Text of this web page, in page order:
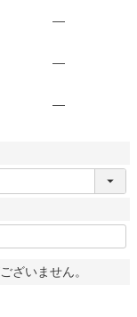
—
—
—
ざいません。